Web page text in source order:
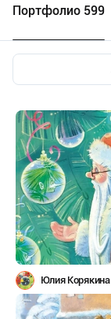
Портфолио 599
Юлия Корякина